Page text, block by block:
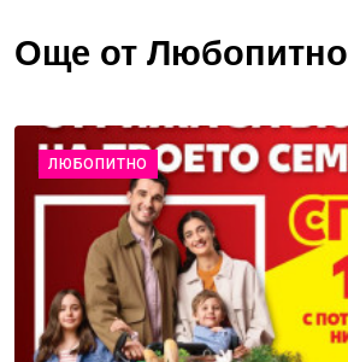
Още от Любопитно
ЛЮБОПИТНО